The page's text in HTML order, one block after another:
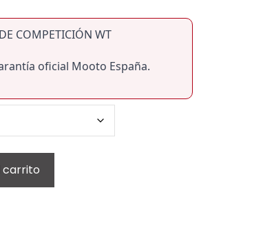
COMPETICIÓN WT
oficial Mooto España.
carrito